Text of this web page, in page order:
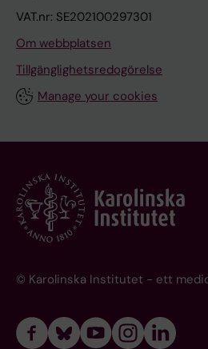
VAT.nr: SE202100297301
Om webbplatsen
Tillgänglighetsredogörelse
Manage your cookies
© Karolinska Institutet - ett